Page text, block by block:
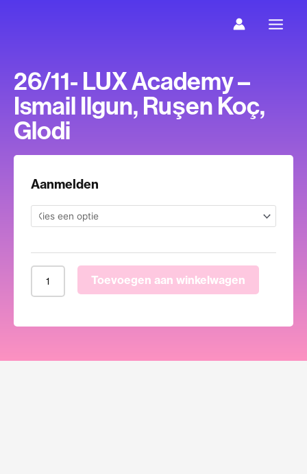
inhoud
26/11- LUX Academy –
Ismail Ilgun, Ruşen Koç,
Glodi
Aanmelden
26/11-
LUX
Academy
Ilgun,
Ruşen
aantal
Toevoegen aan winkelwagen